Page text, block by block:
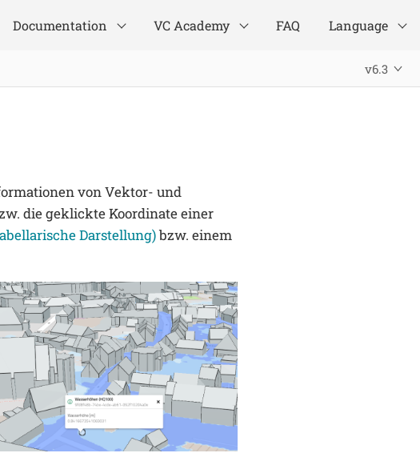
Documentation VC Academy FAQ Language
v6.3
von Vektor- und
die geklickte Koordinate einer
Darstellung)bzw. einem